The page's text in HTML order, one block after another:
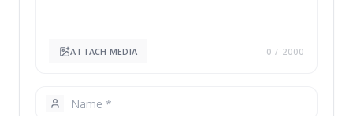
ATTACH MEDIA 0 / 2000